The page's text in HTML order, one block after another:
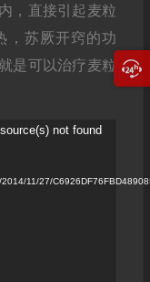
，直接引起麦粒
，苏厥开窍的功
是可以治疗麦粒
not found
11/27/